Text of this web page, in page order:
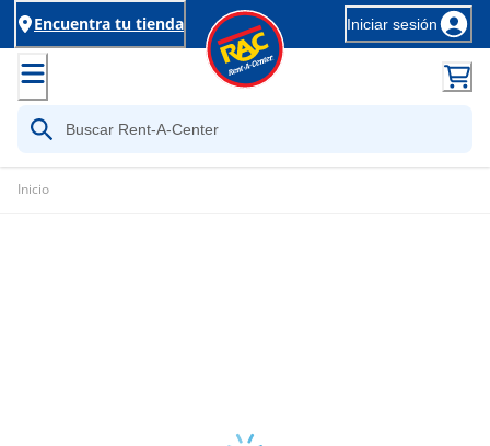
Encuentra tu tienda Iniciar sesión
Inicio